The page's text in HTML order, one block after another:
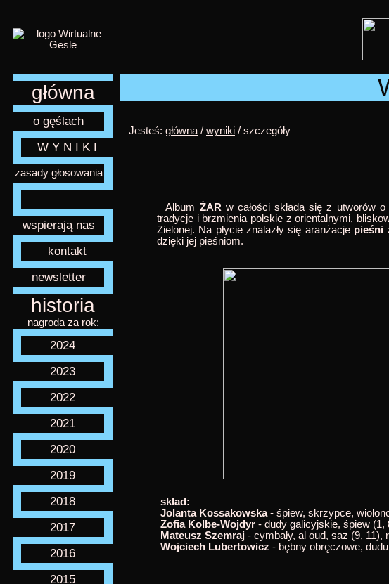
główna
o gęślach
W Y N I K I
zasady głosowania
wspierają nas
kontakt
newsletter
historia
nagroda za rok:
2024
2023
2022
2021
2020
2019
2018
2017
2016
2015
Jesteś: główna / wyniki / szczegóły
Album ŻARw całości składa się z utworów o
tradycje i brzmienia polskie z orientalnymi,
Zielonej. Na płycie znalazły się aranżacje pieśni
dzięki jej pieśniom.
skład:
Jolanta Kossakowska- śpiew, skrzypce,
Zofia Kolbe-Wojdyr- dudy galicyjskie, śpiew (1,
Mateusz Szemraj- cymbały, al oud, saz (9, 11),
Wojciech Lubertowicz - bębny obręczowe,